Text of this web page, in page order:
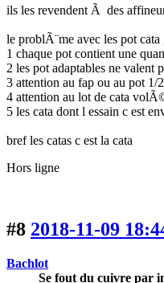
ils les revendent Ã des
le problÃ¨me avec les pot cata
1 chaque pot contient une
2 les pot adaptables ne valent
3 attention au fap ou au pot 1/
4 attention au lot de cata
5 les cata dont l essain c est
bref les catas c est la cata
Hors ligne
#8 2018-11-09
Bachlot
Se fout du cuivre par